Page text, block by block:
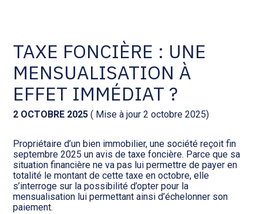
Social et ressources humaines
Assistance juridique
Audit légal
Gestion de patrimoine
Tenue de votre comptabilité :
ACD
Facturation et pilotage :
Facturation et pilotage : MEG
Analyse et tableau de bord :
WAIBI
TAXE FONCIÈRE : UNE
MENSUALISATION À
EFFET IMMÉDIAT ?
2 OCTOBRE 2025 ( Mise à jour 2 octobre 2025)
Propriétaire d’un bien immobilier, une société reçoit fin
septembre 2025 un avis de taxe foncière. Parce que sa
situation financière ne va pas lui permettre de payer en
totalité le montant de cette taxe en octobre, elle
s’interroge sur la possibilité d’opter pour la
mensualisation lui permettant ainsi d’échelonner son
paiement.